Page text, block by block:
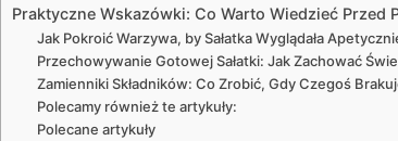
Praktyczne Wskazówki: Co Warto Wiedzieć Przed
Jak Pokroić Warzywa, by Sałatka Wyglądała
Przechowywanie Gotowej Sałatki: Jak Zachować
Zamienniki Składników: Co Zrobić, Gdy Czegoś
Polecamy również te artykuły:
Polecane artykuły